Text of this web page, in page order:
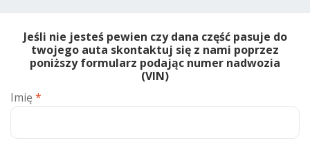
Jeśli nie jesteś pewien czy dana część pasuje do
twojego auta skontaktuj się z nami poprzez
poniższy formularz podając numer nadwozia
(VIN)
Imię *